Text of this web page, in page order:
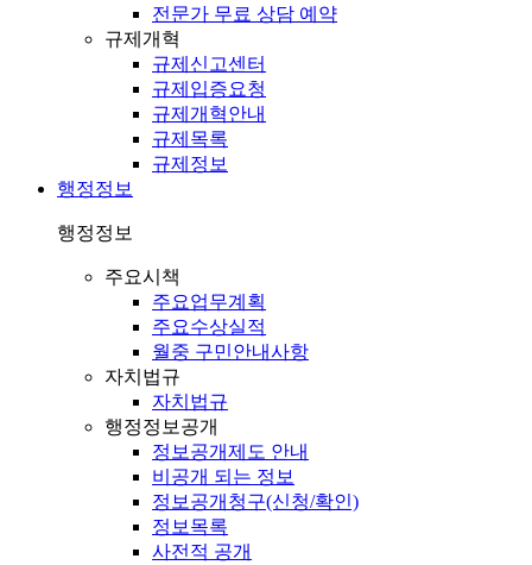
전문가 무료 상담 예약
규제개혁
규제신고센터
규제입증요청
규제개혁안내
규제목록
규제정보
행정정보
행정정보
주요시책
주요업무계획
주요수상실적
월중 구민안내사항
자치법규
자치법규
행정정보공개
정보공개제도 안내
비공개 되는 정보
정보공개청구(신청/확인)
정보목록
사전적 공개